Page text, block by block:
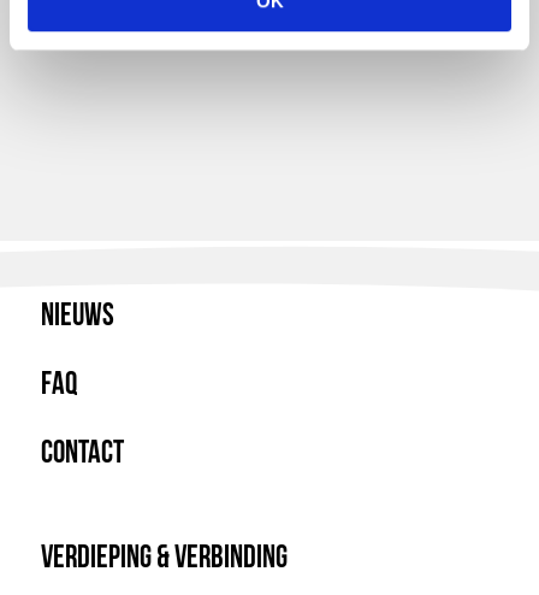
Nieuws
FAQ
Contact
Verdieping & Verbinding